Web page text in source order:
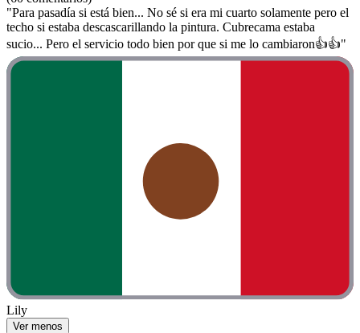
"Para pasadía si está bien... No sé si era mi cuarto solamente pero el
techo si estaba descascarillando la pintura. Cubrecama estaba
sucio... Pero el servicio todo bien por que si me lo cambiaron👍👍"
Lily
Ver menos